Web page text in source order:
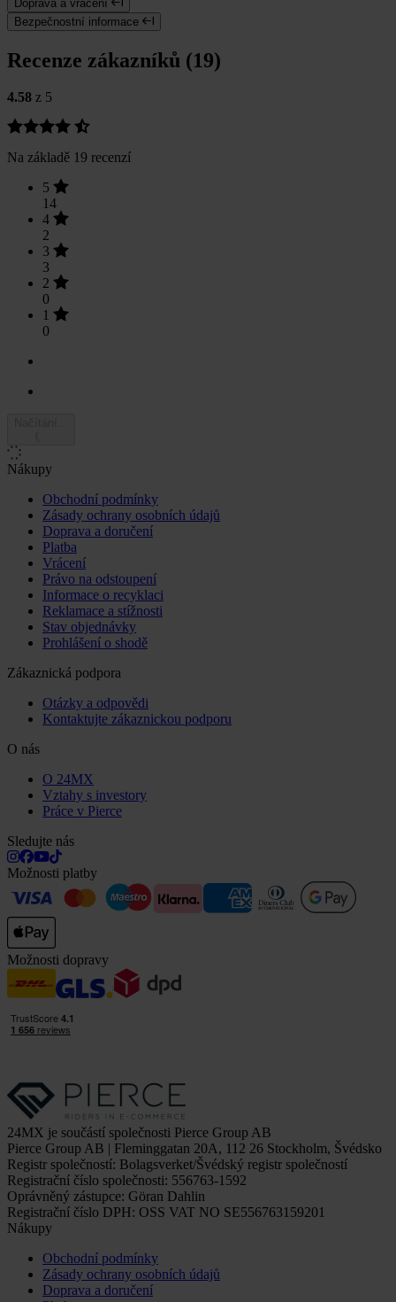
Doprava a vrácení
Bezpečnostní informace
Recenze zákazníků (19)
4.58 z 5
Na základě 19 recenzí
5
14
4
2
3
3
2
0
1
0
Nákupy
Obchodní podmínky
Zásady ochrany osobních údajů
Doprava a doručení
Platba
Vrácení
Právo na odstoupení
Informace o recyklaci
Reklamace a stížnosti
Stav objednávky
Prohlášení o shodě
Zákaznická podpora
Otázky a odpovědi
Kontaktujte zákaznickou podporu
O nás
O 24MX
Vztahy s investory
Práce v Pierce
Sledujte nás
Možnosti platby
Možnosti dopravy
24MX je součástí společnosti Pierce Group AB
Pierce Group AB | Fleminggatan 20A, 112 26 Stockholm, Švédsko
Registr společností: Bolagsverket/Švédský registr společností
Registrační číslo společnosti: 556763-1592
Oprávněný zástupce: Göran Dahlin
Registrační číslo DPH: OSS VAT NO SE556763159201
Nákupy
Obchodní podmínky
Zásady ochrany osobních údajů
Doprava a doručení